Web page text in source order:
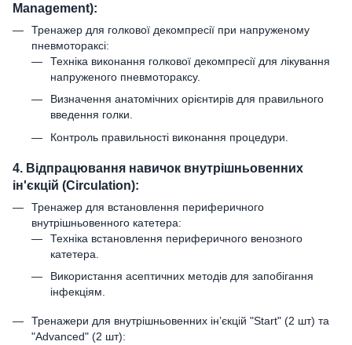
Management):
Тренажер для голкової декомпресії при напруженому
пневмотораксі:
Техніка виконання голкової декомпресії для лікування
напруженого пневмотораксу.
Визначення анатомічних орієнтирів для правильного
введення голки.
Контроль правильності виконання процедури.
4. Відпрацювання навичок внутрішньовенних
ін'єкцій (Circulation):
Тренажер для встановлення периферичного
внутрішньовенного катетера:
Техніка встановлення периферичного венозного
катетера.
Використання асептичних методів для запобігання
інфекціям.
Тренажери для внутрішньовенних інʼєкцій "Start" (2 шт) та
"Advanced" (2 шт):